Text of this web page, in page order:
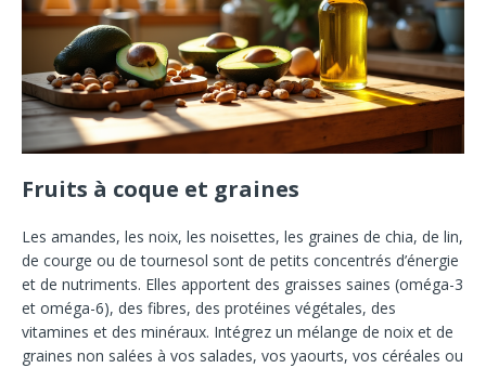
Fruits à coque et graines
Les amandes, les noix, les noisettes, les graines de chia, de lin,
de courge ou de tournesol sont de petits concentrés d’énergie
et de nutriments. Elles apportent des graisses saines (oméga-3
et oméga-6), des fibres, des protéines végétales, des
vitamines et des minéraux. Intégrez un mélange de noix et de
graines non salées à vos salades, vos yaourts, vos céréales ou